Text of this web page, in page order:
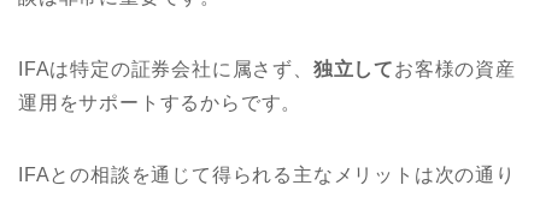
IFAは特定の証券会社に属さず、 独立してお客様の資産
運用をサポートするからです。
IFAとの相談を通じて得られる主なメリットは次の通り